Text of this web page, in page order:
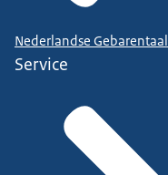
Nederlandse Gebarentaal
Service